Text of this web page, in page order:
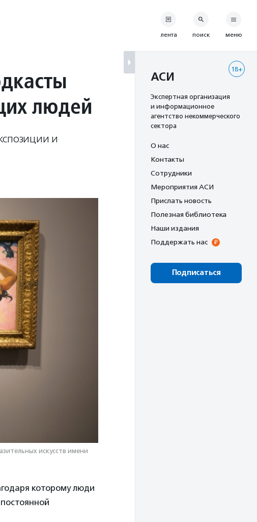
людей
и
искусств имени
которому люди
лента поиск меню
18+
АСИ
Экспертная организация
и информационное
агентство некоммерческого
сектора
О нас
Контакты
Сотрудники
Мероприятия АСИ
Прислать новость
Полезная библиотека
Наши издания
Поддержать нас
Подписаться